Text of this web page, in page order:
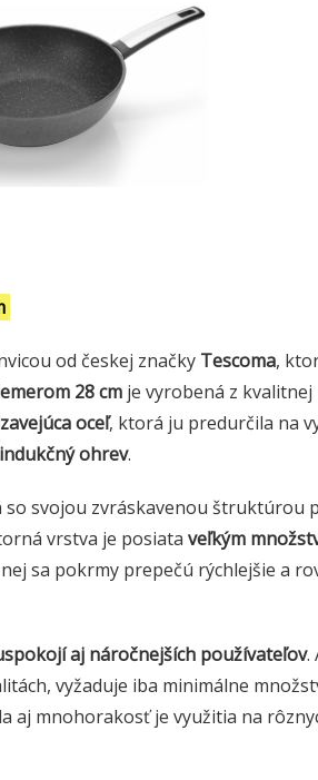
od českej značky Tescoma,
28 cmje vyrobená z kvalitnej
oceľ, ktorá ju predurčila na
ohrev.
so svojou zvráskavenou štruktúrou
vrstva je posiata veľkým
sa pokrmy prepečú rýchlejšie a
aj náročnejších používateľov.
vyžaduje iba minimálne
aj mnohorakosť je využitia na